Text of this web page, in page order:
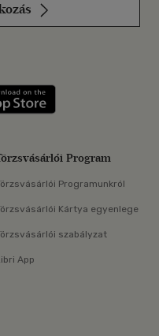
Szerezd meg: Google
Program
Programunkról
Kártya egyenlege
szabályzat
App